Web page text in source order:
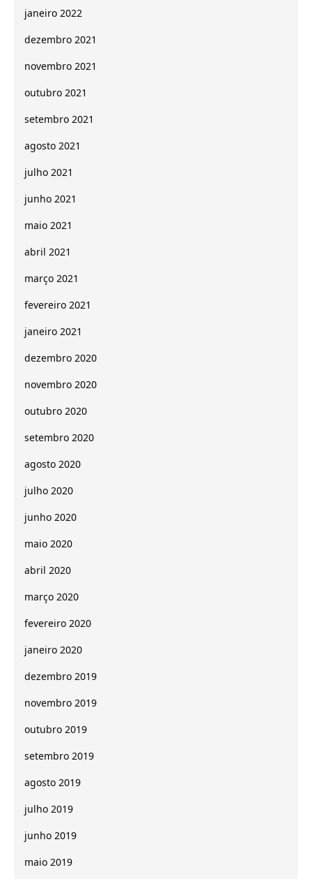
janeiro 2022
dezembro 2021
novembro 2021
outubro 2021
setembro 2021
agosto 2021
julho 2021
junho 2021
maio 2021
abril 2021
março 2021
fevereiro 2021
janeiro 2021
dezembro 2020
novembro 2020
outubro 2020
setembro 2020
agosto 2020
julho 2020
junho 2020
maio 2020
abril 2020
março 2020
fevereiro 2020
janeiro 2020
dezembro 2019
novembro 2019
outubro 2019
setembro 2019
agosto 2019
julho 2019
junho 2019
maio 2019